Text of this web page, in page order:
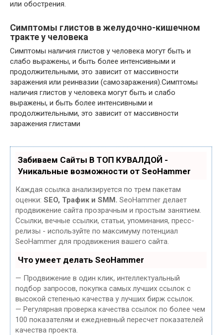
или обострения.
Симптомы глистов в желудочно-кишечном
тракте у человека
Симптомы наличия глистов у человека могут быть и
слабо выражены, и быть более интенсивными и
продолжительными, это зависит от массивности
заражения или реинвазии (самозаражения).Симптомы
наличия глистов у человека могут быть и слабо
выражены, и быть более интенсивными и
продолжительными, это зависит от массивности
заражения глистами
Забиваем Сайты В ТОП КУВАЛДОЙ -
Уникальные возможности от SeoHammer
Каждая ссылка анализируется по трем пакетам
оценки: SEO, Трафик и SMM. SeoHammer делает
продвижение сайта прозрачным и простым занятием.
Ссылки, вечные ссылки, статьи, упоминания, пресс-
релизы - используйте по максимуму потенциал
SeoHammer для продвижения вашего сайта.
Что умеет делать SeoHammer
— Продвижение в один клик, интеллектуальный
подбор запросов, покупка самых лучших ссылок с
высокой степенью качества у лучших бирж ссылок.
— Регулярная проверка качества ссылок по более чем
100 показателям и ежедневный пересчет показателей
качества проекта.